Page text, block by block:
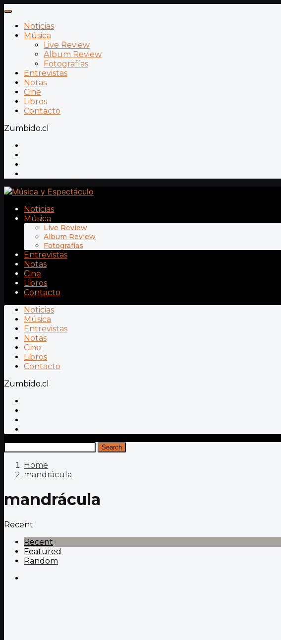
Noticias
Música
Live Review
Album Review
Fotografías
Entrevistas
Notas
Cine
Libros
Contacto
Zumbido.cl
Noticias
Música
Live Review
Album Review
Fotografías
Entrevistas
Notas
Cine
Libros
Contacto
Noticias
Música
Entrevistas
Notas
Cine
Libros
Contacto
Zumbido.cl
Search
Home
mandrácula
mandrácula
Recent
Recent
Featured
Random